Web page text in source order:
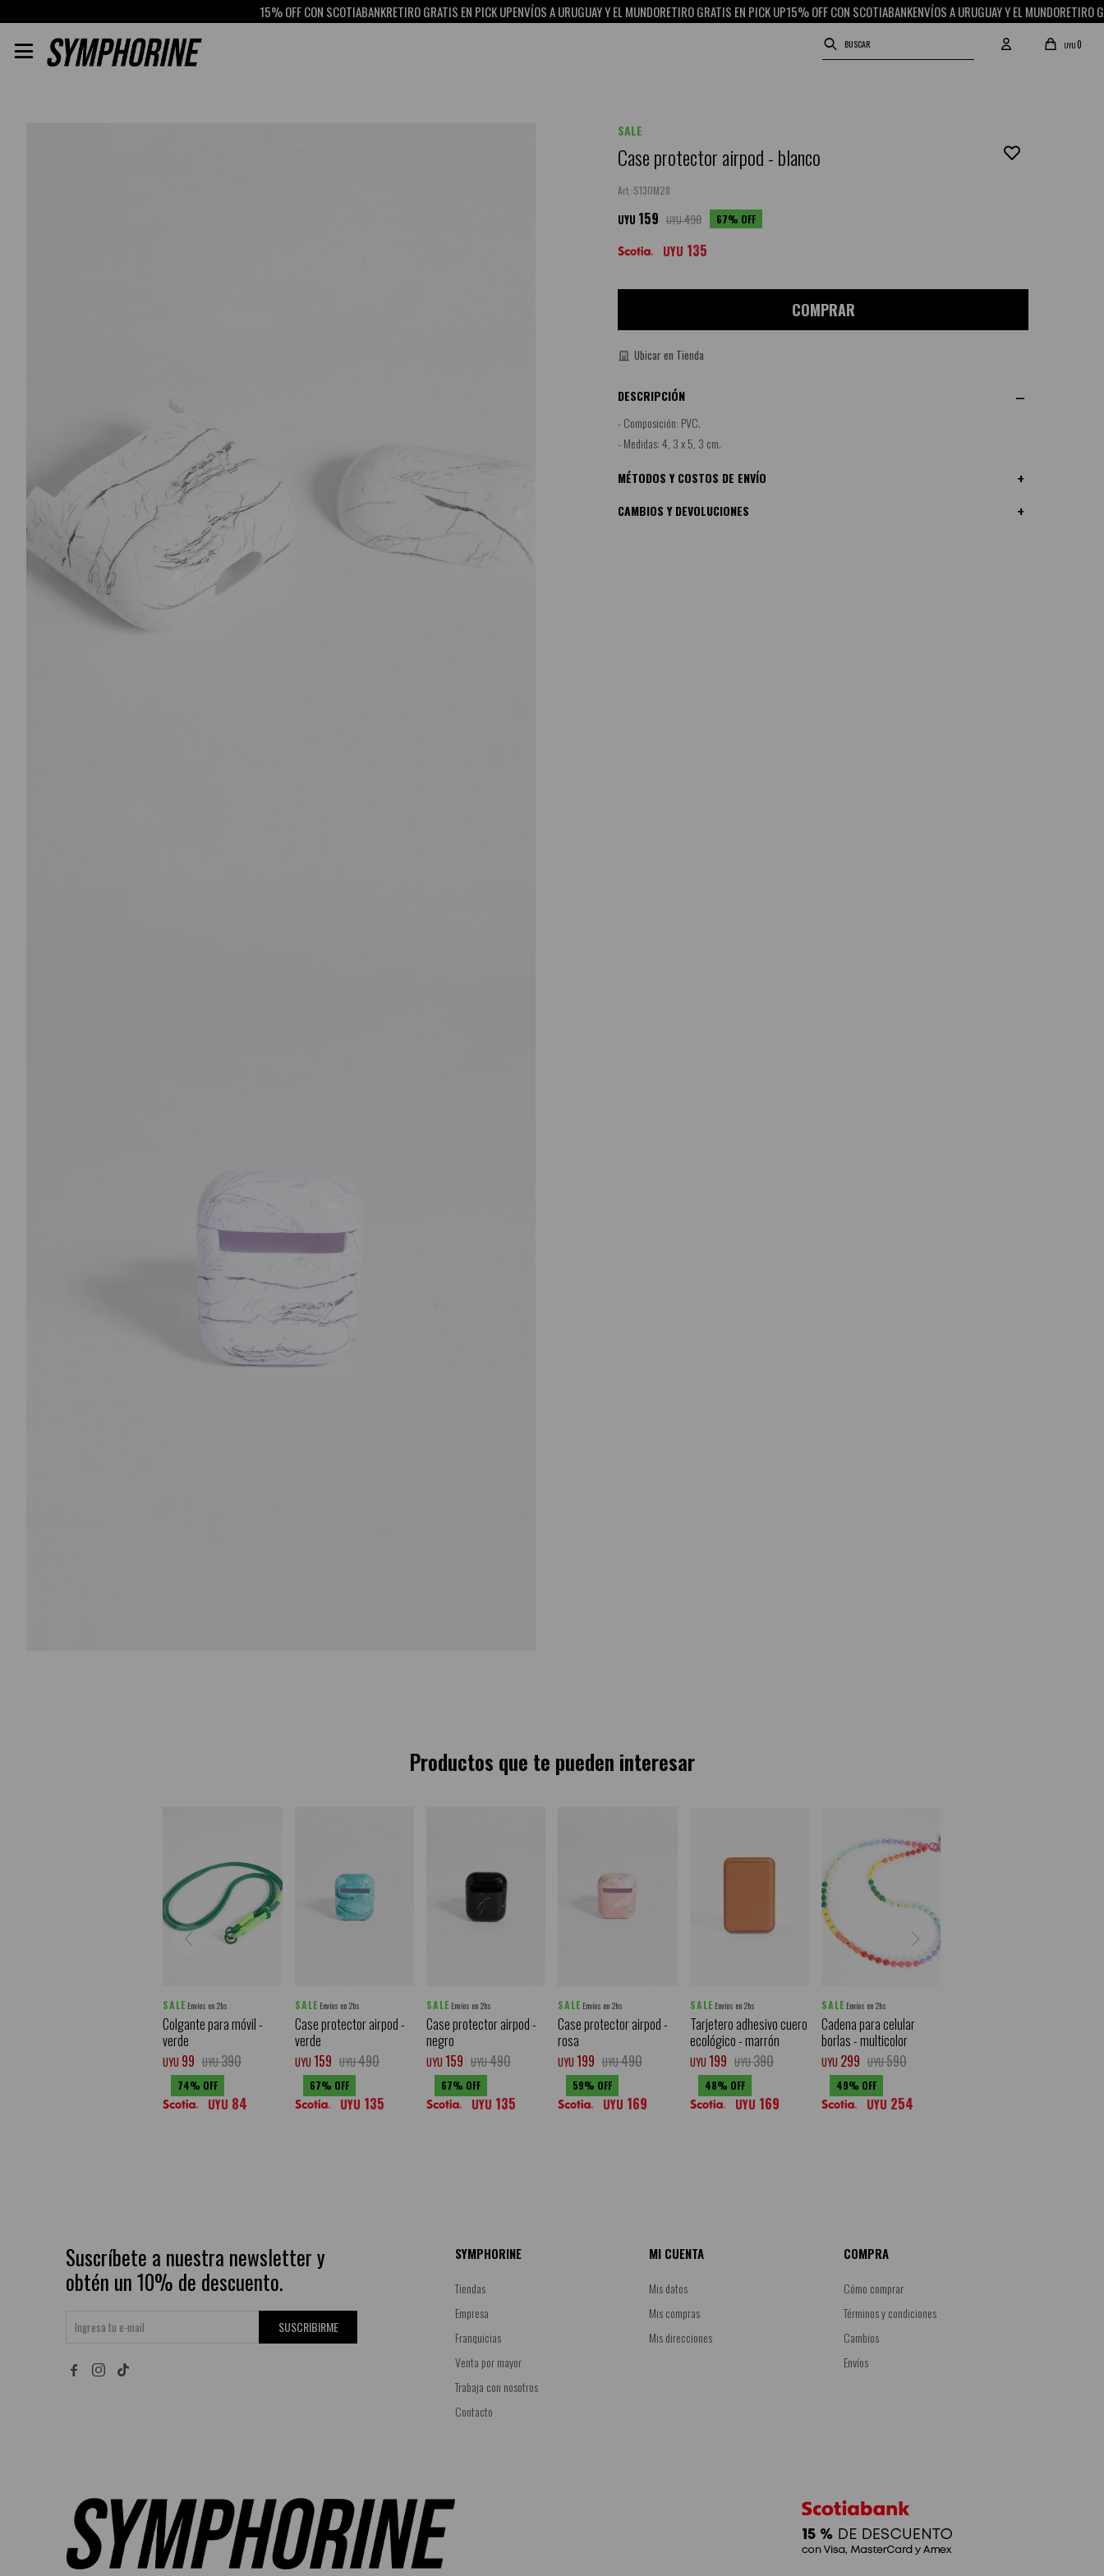
15% OFF CON SCOTIABANKRETIRO GRATIS EN PICK UPENVÍOS A URUGUAY Y EL MUNDORETIRO GRATIS EN PICK UP15% OFF CON SCOTIABANKENVÍOS A URUGUAY Y EL MUNDORETIRO
UYU0

SALE
Case protector airpod - blanco
S13OM28
UYU 159 UYU490 67
UYU 135
COMPRAR
Ubicar en Tienda
DESCRIPCIÓN
- Composición: PVC.
- Medidas: 4, 3 x 5, 3 cm.
MÉTODOS Y COSTOS DE ENVÍO
CAMBIOS Y DEVOLUCIONES
Productos que te pueden interesar
SALE Envíos en 2hs
Colgante para móvil -
verde
UYU 99 UYU390
74
UYU 84
SALE Envíos en 2hs
Case protector airpod -
verde
UYU 159 UYU490
67
UYU 135
SALE Envíos en 2hs
Case protector airpod -
negro
UYU 159 UYU490
67
UYU 135
SALE Envíos en 2hs
Case protector airpod -
rosa
UYU 199 UYU490
59
UYU 169
SALE Envíos en 2hs
Tarjetero adhesivo cuero
ecológico - marrón
UYU 199 UYU390
48
UYU 169
SALE Envíos en 2hs
Cadena para celular
borlas - multicolor
UYU 299 UYU590
49
UYU 254
Suscríbete a nuestra newsletter y
obtén un 10% de descuento.
SUSCRIBIRME
 
SYMPHORINE
Tiendas
Empresa
Franquicias
Venta por mayor
Trabaja con nosotros
Contacto
MI CUENTA
Mis datos
Mis compras
Mis direcciones
COMPRA
Cómo comprar
Términos y condiciones
Cambios
Envíos